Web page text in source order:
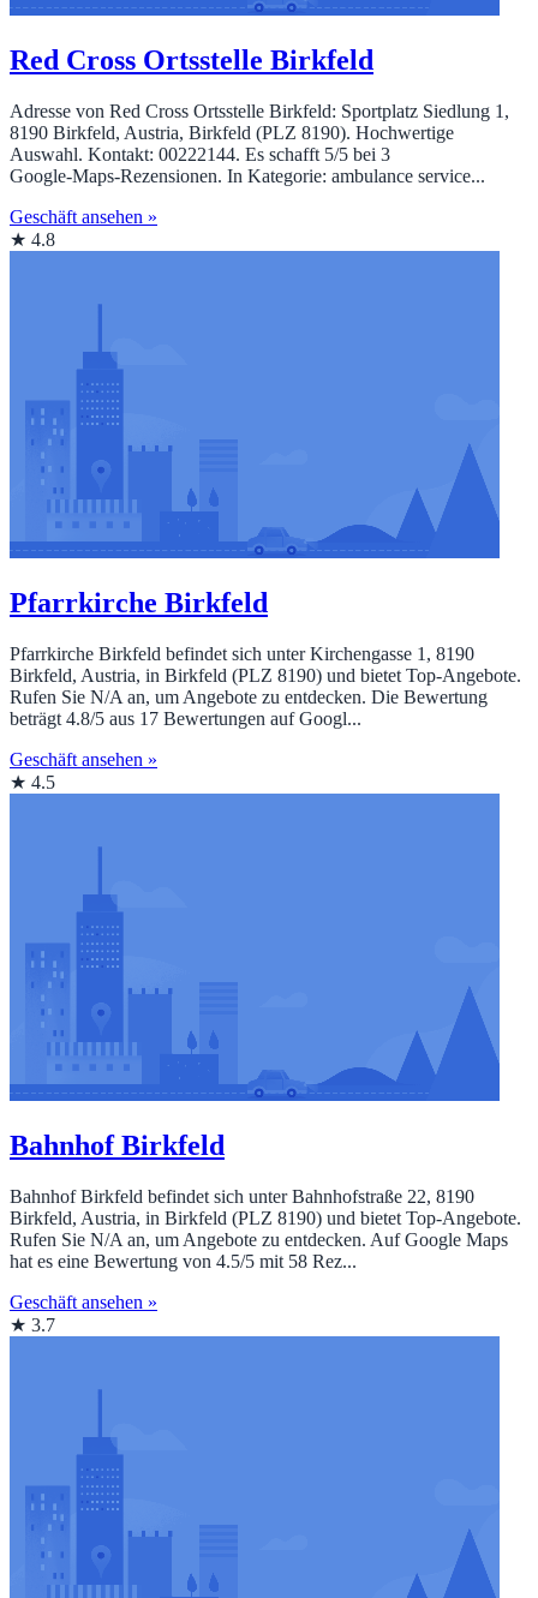
Red Cross Ortsstelle Birkfeld
Adresse von Red Cross Ortsstelle Birkfeld: Sportplatz Siedlung 1,
8190 Birkfeld, Austria, Birkfeld (PLZ 8190). Hochwertige
Auswahl. Kontakt: 00222144. Es schafft 5/5 bei 3
Google‑Maps‑Rezensionen. In Kategorie: ambulance service...
Geschäft ansehen »
★ 4.8
Pfarrkirche Birkfeld
Pfarrkirche Birkfeld befindet sich unter Kirchengasse 1, 8190
Birkfeld, Austria, in Birkfeld (PLZ 8190) und bietet Top‑Angebote.
Rufen Sie N/A an, um Angebote zu entdecken. Die Bewertung
beträgt 4.8/5 aus 17 Bewertungen auf Googl...
Geschäft ansehen »
★ 4.5
Bahnhof Birkfeld
Bahnhof Birkfeld befindet sich unter Bahnhofstraße 22, 8190
Birkfeld, Austria, in Birkfeld (PLZ 8190) und bietet Top‑Angebote.
Rufen Sie N/A an, um Angebote zu entdecken. Auf Google Maps
hat es eine Bewertung von 4.5/5 mit 58 Rez...
Geschäft ansehen »
★ 3.7